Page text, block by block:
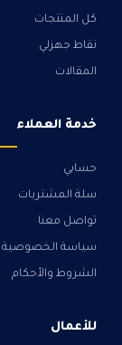
كل المنتجات
نقاط جهزلي
المقالات
خدمة العملاء
حسابي
سلة المشتريات
تواصل معنا
سياسة الخصوصية
الشروط والأحكام
للأعمال